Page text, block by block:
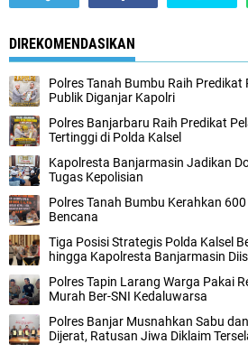
DIREKOMENDASIKAN
Polres Tanah Bumbu Raih Predikat
Publik Diganjar Kapolri
Polres Banjarbaru Raih Predikat
Tertinggi di Polda Kalsel
Kapolresta Banjarmasin Jadikan
Tugas Kepolisian
Polres Tanah Bumbu Kerahkan
Bencana
Tiga Posisi Strategis Polda Kalsel
hingga Kapolresta Banjarmasin
Polres Tapin Larang Warga Pakai
Murah Ber-SNI Kedaluwarsa
Polres Banjar Musnahkan Sabu
Dijerat, Ratusan Jiwa Diklaim